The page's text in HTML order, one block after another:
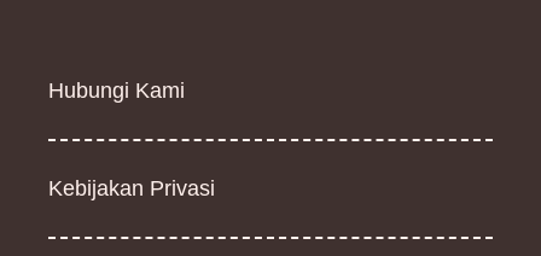
Hubungi Kami
Kebijakan Privasi